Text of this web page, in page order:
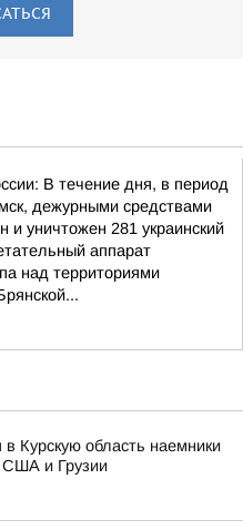
В течение дня, в период
дежурными средствами
и уничтожен 281 украинский
аппарат
над территориями
Курскую область наемники
и Грузии